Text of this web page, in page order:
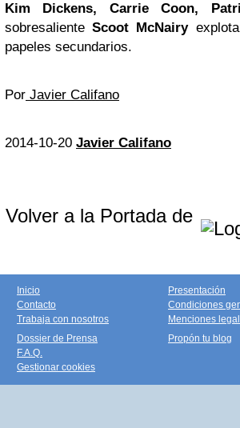
Kim Dickens, Carrie Coon,
sobresalienteScoot McNairy
papeles secundarios.
Por Javier Califano
2014-10-20 Javier Califano
Volver a la Portada de
Inicio
Contacto
Trabaja con nosotros
Presentación
Condiciones
Menciones
Dossier de Prensa
F.A.Q.
Gestionar cookies
Propón tu blog